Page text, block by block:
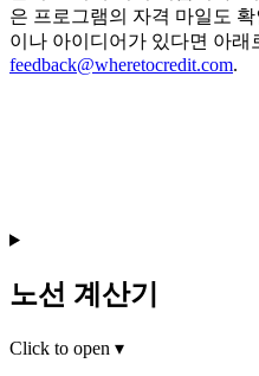
은 프로그램의 자격 마일도
이나 아이디어가 있다면 아래
feedback@wheretocredit.com.
노선 계산기
Click to open ▾